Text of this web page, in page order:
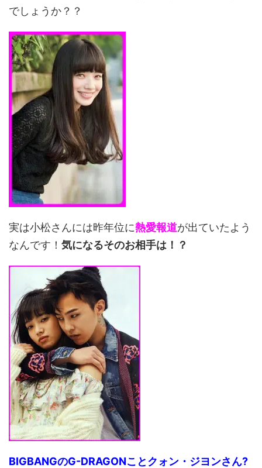
でしょうか？？
実は小松さんには昨年位に熱愛報道が出ていたよう
なんです！ 気になるそのお相手は！？
BIGBANGのG-DRAGONことクォン・ジヨンさん?